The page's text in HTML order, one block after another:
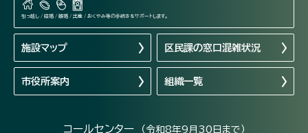
引っ越し / 結婚 / 離婚 / 出産 / おくやみ等の手続きをサポートします。
施設マップ 区民課の窓口混雑状況
市役所案内 組織一覧
コールセンター （令和8年9月30日まで）